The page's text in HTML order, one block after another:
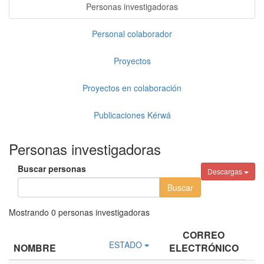
Personas investigadoras
Personal colaborador
Proyectos
Proyectos en colaboración
Publicaciones Kérwá
Personas investigadoras
Descargas
Buscar personas
Mostrando 0 personas investigadoras
NOMBRE ESTADO
CORREO
ELECTRÓNICO